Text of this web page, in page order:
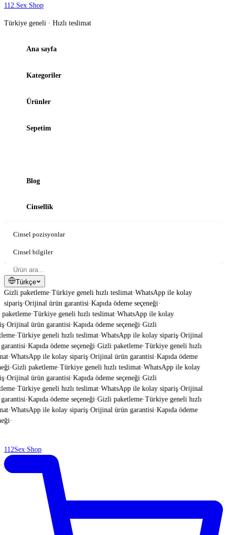
112.Sex Shop
Türkiye geneli · Hızlı teslimat
Ana sayfa
Kategoriler
Ürünler
Sepetim
Blog
Cinsellik
Cinsel pozisyonlar
Cinsel bilgiler
Türkçe
Gizli paketleme·Türkiye geneli hızlı teslimat·WhatsApp ile kolay
sipariş·Orijinal ürün garantisi·Kapıda ödeme seçeneği·
·Türkiye geneli hızlı teslimat·WhatsApp ile kolay
·Orijinal ürün garantisi·Kapıda ödeme seçeneği·Gizli
·Türkiye geneli hızlı teslimat·WhatsApp ile kolay sipariş·Orijinal
·Kapıda ödeme seçeneği·Gizli paketleme·Türkiye geneli hızlı
·WhatsApp ile kolay sipariş·Orijinal ürün garantisi·Kapıda ödeme
·Gizli paketleme·Türkiye geneli hızlı teslimat·WhatsApp ile kolay
·Orijinal ürün garantisi·Kapıda ödeme seçeneği·Gizli
·Türkiye geneli hızlı teslimat·WhatsApp ile kolay sipariş·Orijinal
·Kapıda ödeme seçeneği·Gizli paketleme·Türkiye geneli hızlı
·WhatsApp ile kolay sipariş·Orijinal ürün garantisi·Kapıda ödeme
·
112Sex Shop